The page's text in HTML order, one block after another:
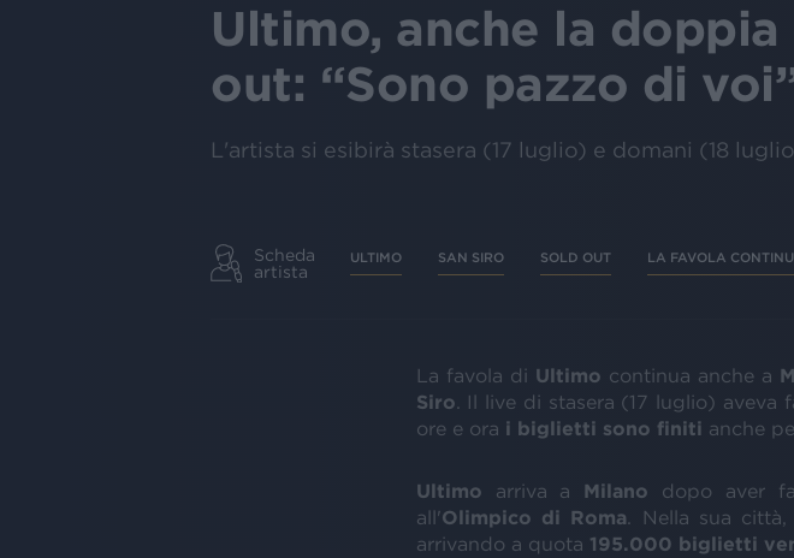
Ultimo, anche la
out: “Sono pazzo di
L'artista si esibirà stasera (17 luglio) e domani (18
Scheda
artista
ULTIMO SAN SIRO SOLD OUT LA FAVOLA
La favola di Ultimo continua anche a
Siro . Il live di stasera (17 luglio) aveva
ore e ora i biglietti sono finiti anche
Ultimo arriva a Milano dopo aver
all'Olimpico di Roma . Nella sua
arrivando a quota 195.000 biglietti